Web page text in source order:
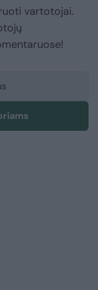
vartotojai.